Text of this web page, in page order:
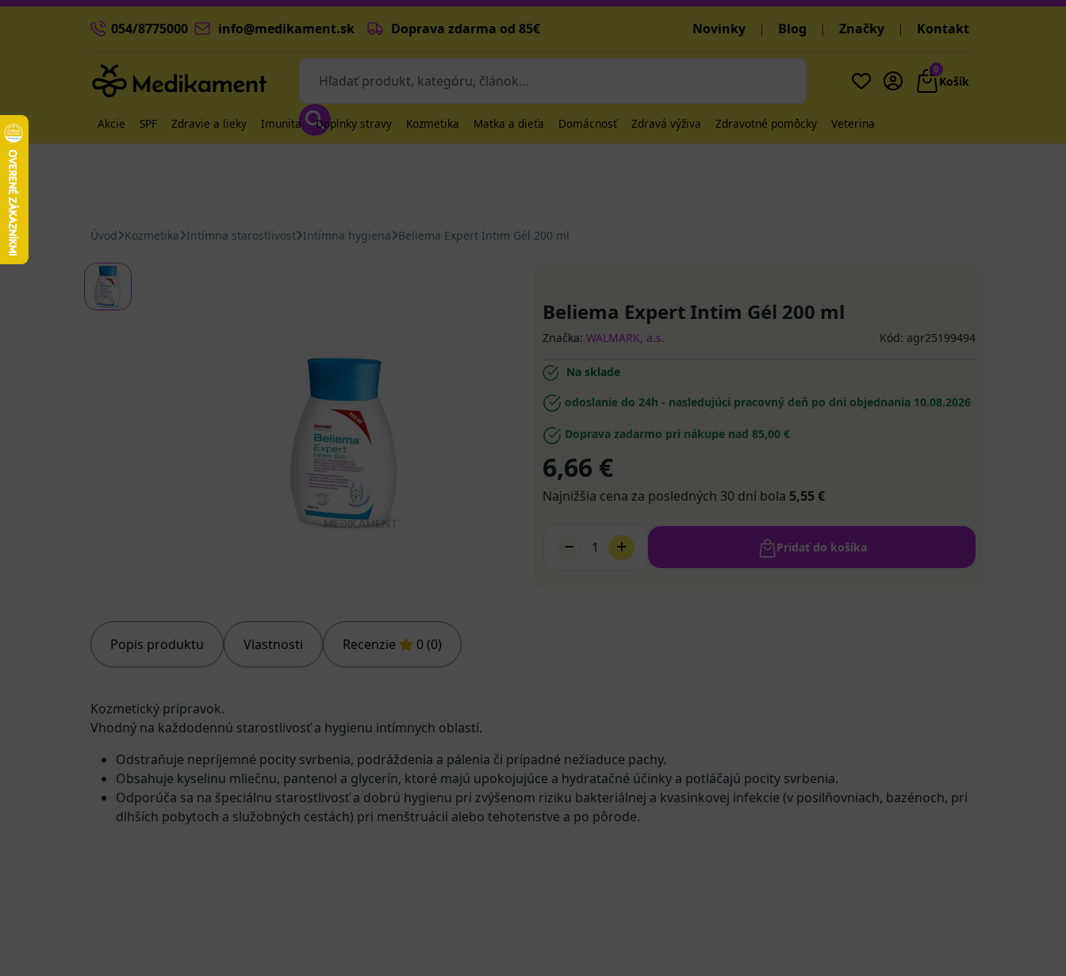
054/8775000 info@medikament.sk Doprava zdarma od 85€ Novinky | Blog | Značky | Kontakt
0
Košík
Akcie SPF Zdravie a lieky Imunita Doplnky stravy Kozmetika Matka a dieťa Domácnosť Zdravá výživa Zdravotné pomôcky Veterina
Úvod Kozmetika Intímna starostlivosť Intímna hygiena Beliema Expert Intim Gél 200 ml
Popis produktu Vlastnosti Recenzie 0 (0)
Beliema Expert Intim Gél 200 ml
Značka: WALMARK, a.s. Kód: agr25199494
Na sklade
odoslanie do 24h - nasledujúci pracovný deň po dni objednania 10.08.2026
Doprava zadarmo pri nákupe nad 85,00 €
6,66 €
Najnižšia cena za posledných 30 dní bola 5,55 €
1 Pridať do košíka
Kozmetický prípravok.
Vhodný na každodennú starostlivosť a hygienu intímnych oblastí.
Odstraňuje nepríjemné pocity svrbenia, podráždenia a pálenia či prípadné nežiaduce pachy.
Obsahuje kyselinu mliečnu, pantenol a glycerín, ktoré majú upokojujúce a hydratačné účinky a potláčajú pocity svrbenia.
Odporúča sa na špeciálnu starostlivosť a dobrú hygienu pri zvýšenom riziku bakteriálnej a kvasinkovej infekcie (v posilňovniach, bazénoch, pri
dlhších pobytoch a služobných cestách) pri menštruácii alebo tehotenstve a po pôrode.